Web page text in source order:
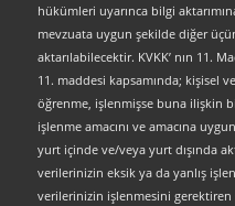
hükümleri uyarınca bilgi
mevzuata uygun şekilde diğer
aktarılabilecektir. KVKK’ nın 11.
11. maddesi kapsamında; kişisel
öğrenme, işlenmişse buna ilişkin
işlenme amacını ve amacına
yurt içinde ve/veya yurt dışında
verilerinizin eksik ya da yanlış
verilerinizin işlenmesini gerektiren